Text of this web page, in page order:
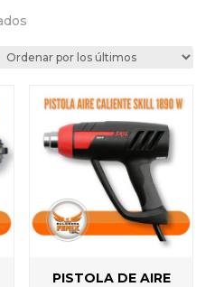
Ordenado
últimos
PISTOLA DE AIRE